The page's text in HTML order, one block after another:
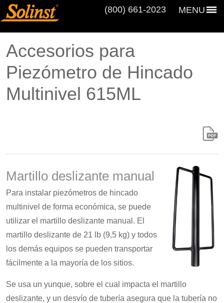
MENU
(800) 661‑2023
Accesorios para
Piezómetro de Hincado
Multinivel 615ML
Martillo deslizante manual
Para instalar piezómetros de hincado
multinivel de forma económica, se puede
utilizar el martillo deslizante manual. El
martillo deslizante de 21 lb (9,5 kg) y todos
los demás equipos se pueden transportar
fácilmente a la mayoría de los sitios.
Se usa un yunque, sobre el cual impacta el martillo
deslizante, y un desvío de tubería asegura que la tubería no